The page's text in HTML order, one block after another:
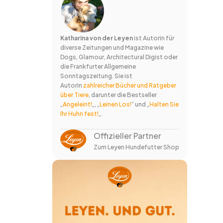
Katharina von der Leyen ist Autorin für
diverse Zeitungen und Magazine wie
Dogs, Glamour, Architectural Digist oder
die Frankfurter Allgemeine
Sonntagszeitung. Sie ist
Autorin zahlreicher Bücher und Ratgeber
über Tiere , darunter die Bestseller
„Angeleint! „, „Leinen Los!“ und „Halten Sie
Ihr Huhn fest!
Offizieller Partner
Zum Leyen Hundefutter Shop